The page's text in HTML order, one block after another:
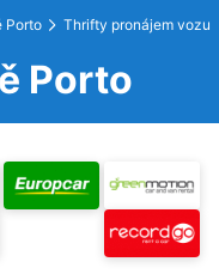
Porto Thrifty pronájem vozu
Porto